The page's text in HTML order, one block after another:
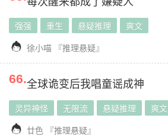
强强 重生 悬疑推理 爽文
 徐小喵 『推理悬疑』
66.全球诡变后我唱童谣成神
灵异神怪 无限流 悬疑推理 爽文
 廿色 『推理悬疑』